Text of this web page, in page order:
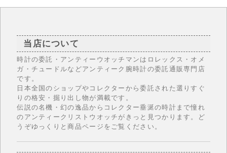
当店について
時計の委託・アンティーウオッチマンはロレックス・オメ
ガ・チュードルなどアンティーク腕時計の委託通販専門店
です。
日本全国のショップやコレクターから委託された選りすぐ
りの格安・掘り出し物が満載です。
伝説の名機・幻の逸品からコレクター垂涎の時計まで憧れ
のアンティークリストウオッチがきっと見つかります。ど
うぞゆっくりと商品ページをご覧ください。